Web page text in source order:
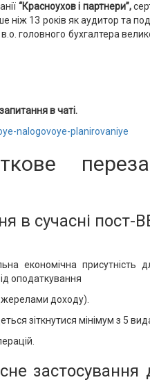
“Красноухов і партнери”,
ніж 13 років як аудитор
головного бухгалтера
в чаті.
nalogovoye-planirovaniye
в сучасні пост-
економічна присутність
оподаткування
доходу).
зіткнутися мінімум з 5
застосування